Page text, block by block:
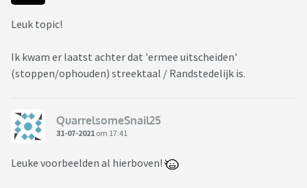
Leuk topic!
Ik kwam er laatst achter dat 'ermee uitscheiden'
(stoppen/ophouden) streektaal / Randstedelijk is.
QuarrelsomeSnail25
31-07-2021 om 17:41
Leuke voorbeelden al hierboven!